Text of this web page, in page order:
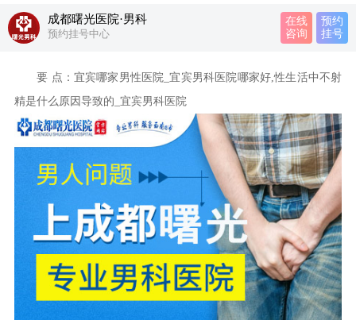
成都曙光医院·男科
预约挂号中心
在线
咨询
预约
挂号
要 点：宜宾哪家男性医院_宜宾男科医院哪家好,性生活中不射
精是什么原因导致的_宜宾男科医院